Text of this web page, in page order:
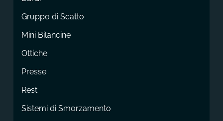
Gruppo di Scatto
Mini Bilancine
Ottiche
Presse
Rest
Sistemi di Smorzamento